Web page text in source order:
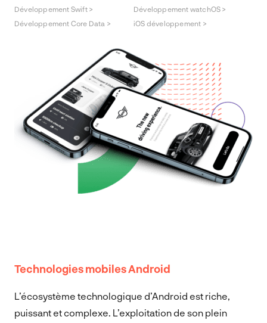
Développement Swift >
Développement Core Data >
Développement watchOS >
iOS développement >
Technologies mobiles Android
L’écosystème technologique d’Android est riche,
puissant et complexe. L’exploitation de son plein